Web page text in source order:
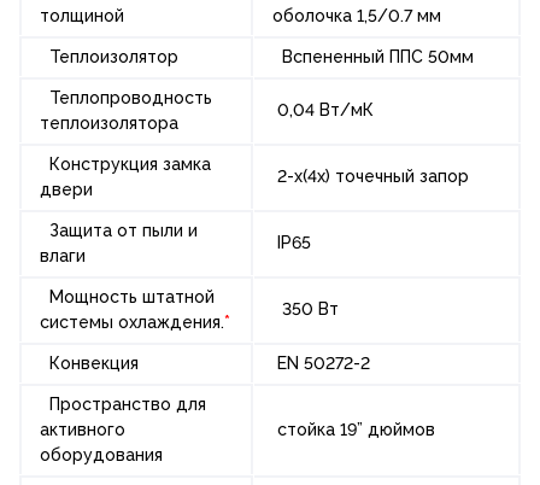
толщиной
оболочка 1,5/0.7 мм
Теплоизолятор Вспененный ППС 50мм
Теплопроводность
теплоизолятора
0,04 Вт/мК
Конструкция замка
двери
2-х(4х) точечный запор
Защита от пыли и
влаги
IP65
Мощность штатной
системы охлаждения.*
350 Вт
Конвекция EN 50272-2
Пространство для
активного
оборудования
стойка 19” дюймов